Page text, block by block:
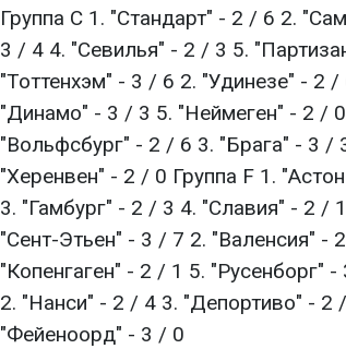
Группа С 1. "Стандарт" - 2 / 6 2.
3 / 4 4. "Севилья" - 2 / 3 5.
"Тоттенхэм" - 3 / 6 2. "Удинезе" - 2
"Динамо" - 3 / 3 5. "Неймеген" - 2 /
"Вольфсбург" - 2 / 6 3. "Брага" - 3 /
"Херенвен" - 2 / 0 Группа F 1.
3. "Гамбург" - 2 / 3 4. "Славия" - 2 /
"Сент-Этьен" - 3 / 7 2. "Валенсия" -
"Копенгаген" - 2 / 1 5.
2. "Нанси" - 2 / 4 3. "Депортиво" - 2
"Фейеноорд" - 3 / 0